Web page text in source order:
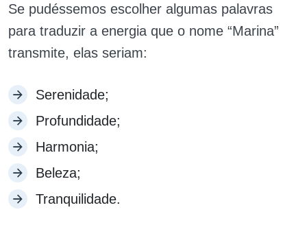
Se pudéssemos escolher algumas palavras
para traduzir a energia que o nome “Marina”
transmite, elas seriam:
Serenidade;
Profundidade;
Harmonia;
Beleza;
Tranquilidade.